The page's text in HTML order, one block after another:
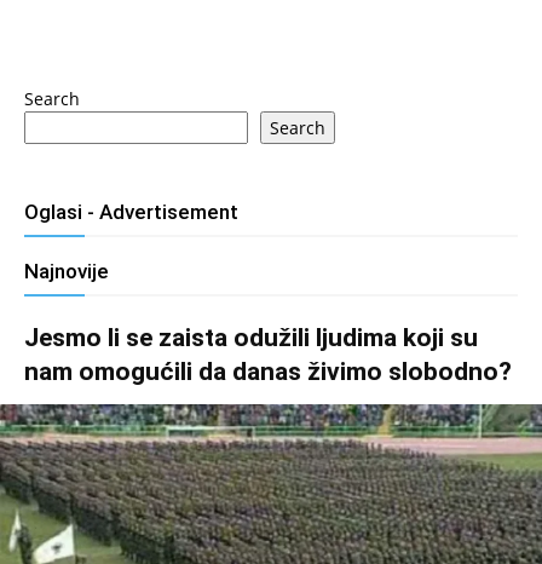
Search
Search
Oglasi - Advertisement
Najnovije
Jesmo li se zaista odužili ljudima koji su
nam omogućili da danas živimo slobodno?